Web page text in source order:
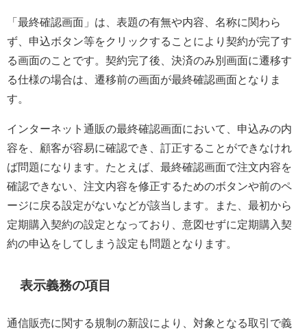
「最終確認画面」は、表題の有無や内容、名称に関わら
ず、申込ボタン等をクリックすることにより契約が完了す
る画面のことです。契約完了後、決済のみ別画面に遷移す
る仕様の場合は、遷移前の画面が最終確認画面となりま
す。
インターネット通販の最終確認画面において、申込みの内
容を、顧客が容易に確認でき、訂正することができなけれ
ば問題になります。たとえば、最終確認画面で注文内容を
確認できない、注文内容を修正するためのボタンや前のペ
ージに戻る設定がないなどが該当します。また、最初から
定期購入契約の設定となっており、意図せずに定期購入契
約の申込をしてしまう設定も問題となります。
表示義務の項目
通信販売に関する規制の新設により、対象となる取引で義